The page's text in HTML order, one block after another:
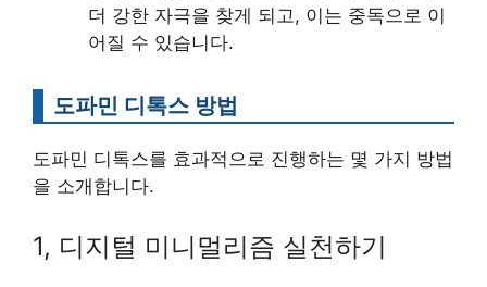
더 강한 자극을 찾게 되고, 이는 중독으로 이
어질 수 있습니다.
도파민 디톡스 방법
도파민 디톡스를 효과적으로 진행하는 몇 가지 방법
을 소개합니다.
1, 디지털 미니멀리즘 실천하기